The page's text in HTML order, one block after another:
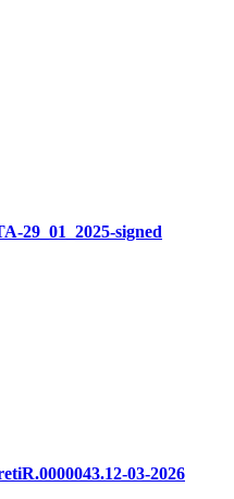
29_01_2025-signed
03-2026